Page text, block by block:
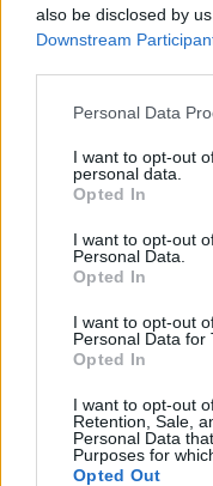
also be disclosed by
Downstream
Personal Data
I want to opt-out
personal data.
Opted In
I want to opt-out
Personal Data.
Opted In
I want to opt-out
Personal Data for
Opted In
I want to opt-out
Retention, Sale,
Personal Data
Purposes for
Opted Out
zostavy. V kombinácii s
konzistentnú líniu
Výrobca:
Hmotnosť:
Farba:
Obsah balenia: